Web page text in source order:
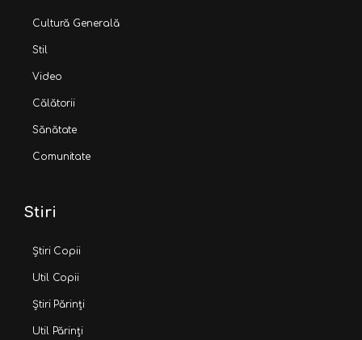
Cultură Generală
Stil
Video
Călătorii
Sănătate
Comunitate
Stiri
Știri Copii
Util Copii
Știri Părinți
Util Părinți